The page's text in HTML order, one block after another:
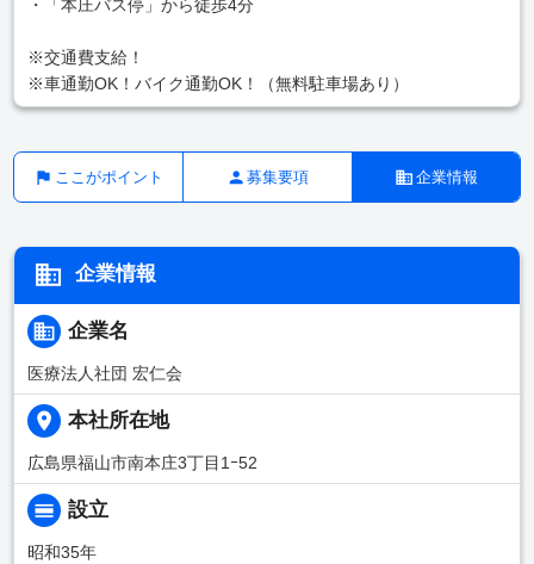
・「本庄バス停」から徒歩4分
※交通費支給！
※車通勤OK！バイク通勤OK！（無料駐車場あり）
ここがポイント 募集要項 企業情報
企業情報
企業名
医療法人社団 宏仁会
本社所在地
広島県福山市南本庄3丁目1ｰ52
設立
昭和35年